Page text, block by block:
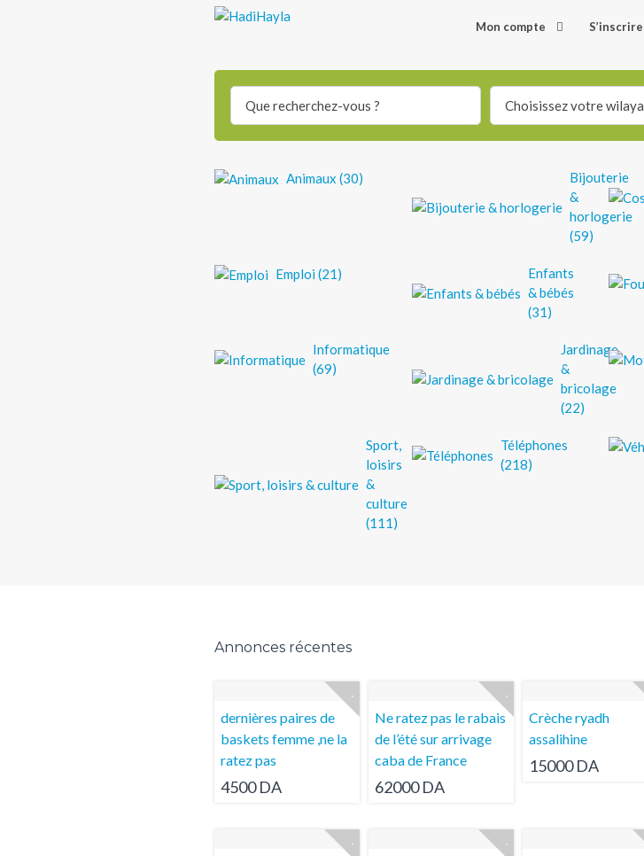
Mon compte S’inscrire
Search
for:
Choisissez votre wilaya
Animaux (30)
Bijouterie
&
horlogerie
(59)
Emploi (21)
Enfants
& bébés
(31)
Informatique
(69)
Jardinage
&
bricolage
(22)
Sport,
loisirs
&
culture
(111)
Téléphones
(218)
Annonces récentes
dernières paires de
baskets femme ,ne la
ratez pas
4500 DA
Ne ratez pas le rabais
de l’été sur arrivage
caba de France
62000 DA
Crèche ryadh
assalihine
15000 DA